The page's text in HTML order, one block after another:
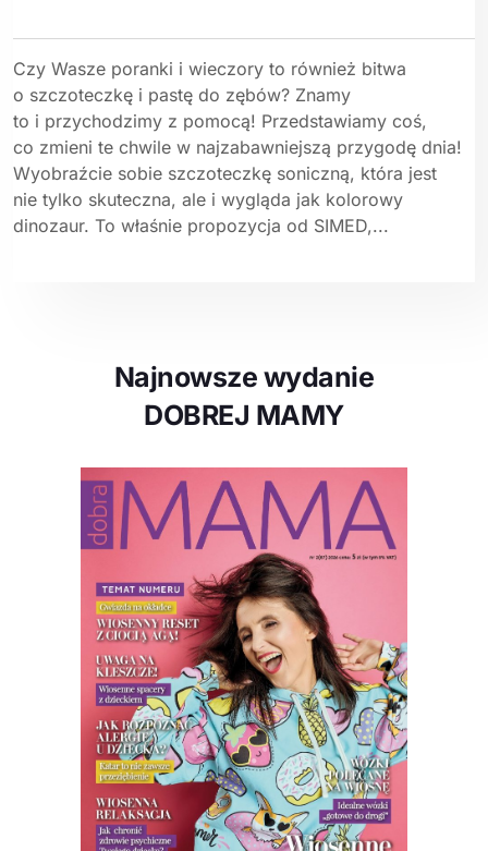
Czy Wasze poranki i wieczory to również bitwa
o szczoteczkę i pastę do zębów? Znamy
to i przychodzimy z pomocą! Przedstawiamy coś,
co zmieni te chwile w najzabawniejszą przygodę dnia!
Wyobraźcie sobie szczoteczkę soniczną, która jest
nie tylko skuteczna, ale i wygląda jak kolorowy
dinozaur. To właśnie propozycja od SIMED,...
Najnowsze wydanie
DOBREJ MAMY